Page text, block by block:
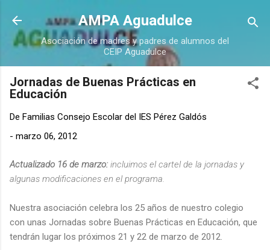
Ir al contenido principal
AMPA Aguadulce
Asociación de madres y padres de alumnos del
CEIP Aguadulce
Jornadas de Buenas Prácticas en
Educación
De Familias Consejo Escolar del IES Pérez Galdós
- marzo 06, 2012
Actualizado 16 de marzo: incluimos el cartel de la jornadas y
algunas modificaciones en el programa.
Nuestra asociación celebra los 25 años de nuestro colegio
con unas Jornadas sobre Buenas Prácticas en Educación, que
tendrán lugar los próximos 21 y 22 de marzo de 2012.